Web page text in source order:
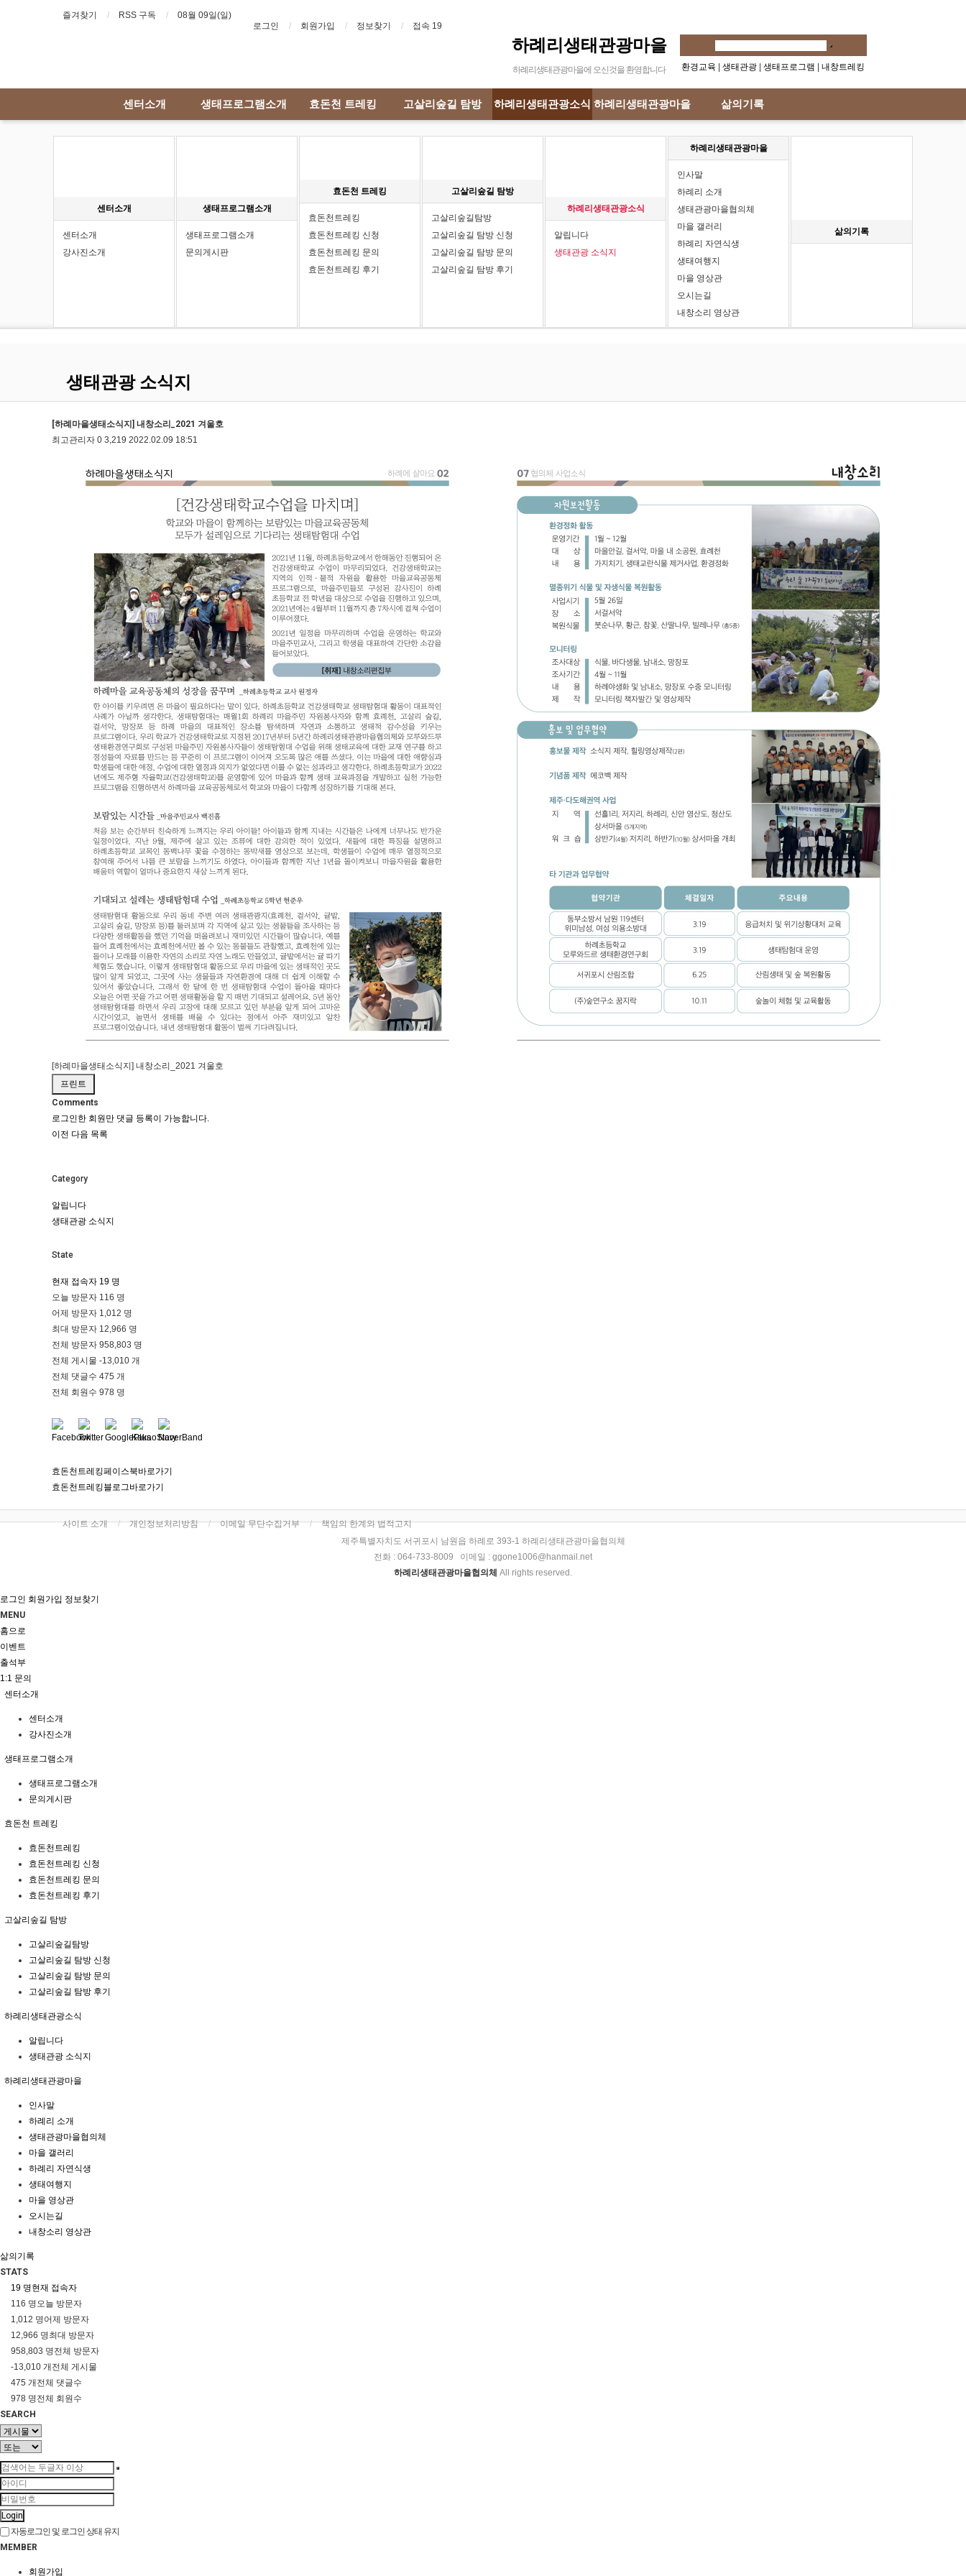
즐겨찾기 RSS 구독
08월 09일(일)
로그인
회원가입 정보찾기 접속 19
하례리생태관광마을
하례리생태관광마을에 오신것을 환영합니다 환경교육 생태관광 생태프로그램 내창트레킹
센터소개 생태프로그램소개 효돈천 트레킹 고살리숲길 탐방 하례리생태관광소식 하례리생태관광마을 삶의기록
센터소개
센터소개
강사진소개
생태프로그램소개
생태프로그램소개
문의게시판
효돈천 트레킹
효돈천트레킹
효돈천트레킹 신청
효돈천트레킹 문의
효돈천트레킹 후기
고살리숲길 탐방
고살리숲길탐방
고살리숲길 탐방 신청
고살리숲길 탐방 문의
고살리숲길 탐방 후기
하례리생태관광소식
알립니다
생태관광 소식지
하례리생태관광마을
인사말
하례리 소개
생태관광마을협의체
마을 갤러리
하례리 자연식생
생태여행지
마을 영상관
오시는길
내창소리 영상관
삶의기록
생태관광 소식지
[하례마을생태소식지] 내창소리_2021 겨울호
최고관리자 0 3,219 2022.02.09 18:51
[하례마을생태소식지] 내창소리_2021 겨울호
프린트
Comments
로그인한 회원만 댓글 등록이 가능합니다.
이전 다음 목록
Category
알립니다
생태관광 소식지
State
현재 접속자 19 명
오늘 방문자 116 명
어제 방문자 1,012 명
최대 방문자 12,966 명
전체 방문자 958,803 명
전체 게시물 -13,010 개
전체 댓글수 475 개
전체 회원수 978 명
효돈천트레킹페이스북바로가기
효돈천트레킹블로그바로가기
사이트 소개 개인정보처리방침 이메일 무단수집거부
책임의 한계와 법적고지
제주특별자치도 서귀포시 남원읍 하례로 393-1 하례리생태관광마을협의체
전화 : 064-733-8009 이메일 : ggone1006@hanmail.net
하례리생태관광마을협의체 All rights reserved.
로그인 회원가입 정보찾기
MENU
홈으로
이벤트
출석부
1:1 문의
센터소개
센터소개
강사진소개
생태프로그램소개
생태프로그램소개
문의게시판
효돈천 트레킹
효돈천트레킹
효돈천트레킹 신청
효돈천트레킹 문의
효돈천트레킹 후기
고살리숲길 탐방
고살리숲길탐방
고살리숲길 탐방 신청
고살리숲길 탐방 문의
고살리숲길 탐방 후기
하례리생태관광소식
알립니다
생태관광 소식지
하례리생태관광마을
인사말
하례리 소개
생태관광마을협의체
마을 갤러리
하례리 자연식생
생태여행지
마을 영상관
오시는길
내창소리 영상관
삶의기록
STATS
19 명현재 접속자
116 명오늘 방문자
1,012 명어제 방문자
12,966 명최대 방문자
958,803 명전체 방문자
-13,010 개 전체 게시물
475 개 전체 댓글수
978 명전체 회원수
SEARCH
Login
자동로그인 및 로그인 상태 유지
MEMBER
회원가입